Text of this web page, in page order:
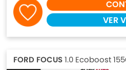
VER
FORD FOCUS1.0 Ecoboost